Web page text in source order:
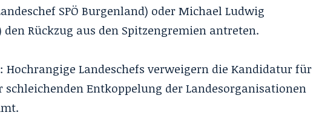
SPÖ Burgenland) oder Michael Ludwig
den Rückzug aus den Spitzengremien antreten.
Hochrangige Landeschefs verweigern die Kandidatur für
schleichenden Entkoppelung der Landesorganisationen